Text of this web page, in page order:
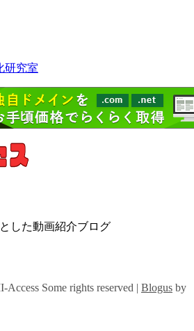
研究室
した動画紹介ブログ
Some rights reserved | Blogus by